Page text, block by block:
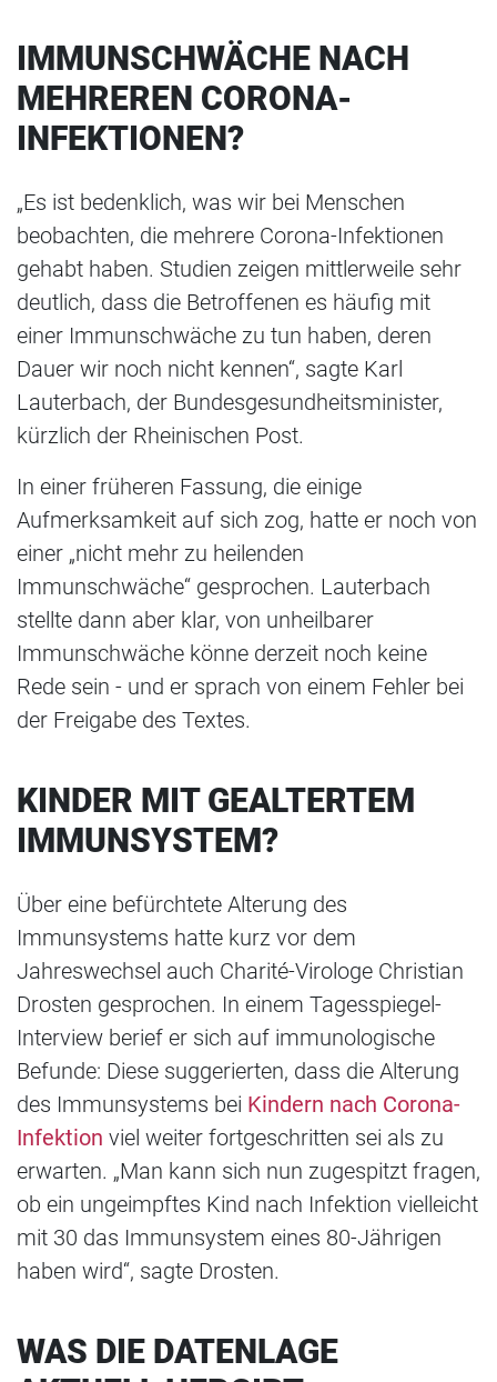
IMMUNSCHWÄCHE NACH
MEHREREN CORONA-
INFEKTIONEN?
„Es ist bedenklich, was wir bei Menschen
beobachten, die mehrere Corona-Infektionen
gehabt haben. Studien zeigen mittlerweile sehr
deutlich, dass die Betroffenen es häufig mit
einer Immunschwäche zu tun haben, deren
Dauer wir noch nicht kennen“, sagte Karl
Lauterbach, der Bundesgesundheitsminister,
kürzlich der Rheinischen Post.
In einer früheren Fassung, die einige
Aufmerksamkeit auf sich zog, hatte er noch von
einer „nicht mehr zu heilenden
Immunschwäche“ gesprochen. Lauterbach
stellte dann aber klar, von unheilbarer
Immunschwäche könne derzeit noch keine
Rede sein - und er sprach von einem Fehler bei
der Freigabe des Textes.
KINDER MIT GEALTERTEM
IMMUNSYSTEM?
Über eine befürchtete Alterung des
Immunsystems hatte kurz vor dem
Jahreswechsel auch Charité-Virologe Christian
Drosten gesprochen. In einem Tagesspiegel-
Interview berief er sich auf immunologische
Befunde: Diese suggerierten, dass die Alterung
des Immunsystems bei Kindern nach Corona-
Infektion viel weiter fortgeschritten sei als zu
erwarten. „Man kann sich nun zugespitzt fragen,
ob ein ungeimpftes Kind nach Infektion vielleicht
mit 30 das Immunsystem eines 80-Jährigen
haben wird“, sagte Drosten.
WAS DIE DATENLAGE